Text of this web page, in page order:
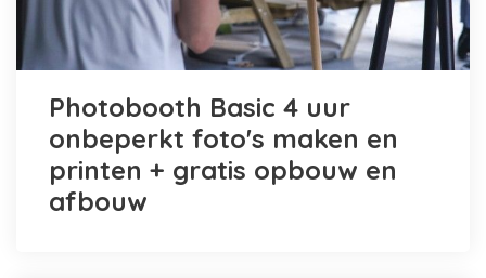
Photobooth Basic 4 uur
onbeperkt foto's maken en
printen + gratis opbouw en
afbouw